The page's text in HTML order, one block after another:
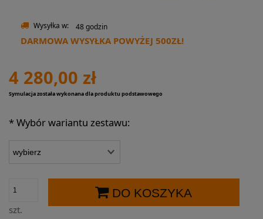
Wysyłka w: 48 godzin
DARMOWA WYSYŁKA POWYŻEJ 500ZŁ!
4 280,00 zł
Symulacja została wykonana dla produktu podstawowego
*Wybór wariantu zestawu:
szt.
DO KOSZYKA